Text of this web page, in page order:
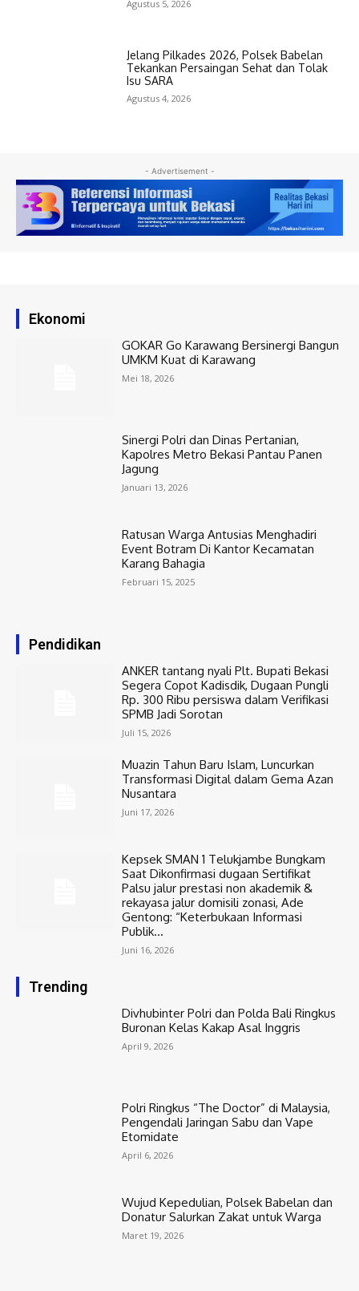
Agustus 5, 2026
Jelang Pilkades 2026, Polsek Babelan
Tekankan Persaingan Sehat dan Tolak
Isu SARA
Agustus 4, 2026
- Advertisement -
Ekonomi
GOKAR Go Karawang Bersinergi Bangun
UMKM Kuat di Karawang
Mei 18, 2026
Sinergi Polri dan Dinas Pertanian,
Kapolres Metro Bekasi Pantau Panen
Jagung
Januari 13, 2026
Ratusan Warga Antusias Menghadiri
Event Botram Di Kantor Kecamatan
Karang Bahagia
Februari 15, 2025
Pendidikan
ANKER tantang nyali Plt. Bupati Bekasi
Segera Copot Kadisdik, Dugaan Pungli
Rp. 300 Ribu persiswa dalam Verifikasi
SPMB Jadi Sorotan
Juli 15, 2026
Muazin Tahun Baru Islam, Luncurkan
Transformasi Digital dalam Gema Azan
Nusantara
Juni 17, 2026
Kepsek SMAN 1 Telukjambe Bungkam
Saat Dikonfirmasi dugaan Sertifikat
Palsu jalur prestasi non akademik &
rekayasa jalur domisili zonasi, Ade
Gentong: “Keterbukaan Informasi
Publik...
Juni 16, 2026
Trending
Divhubinter Polri dan Polda Bali Ringkus
Buronan Kelas Kakap Asal Inggris
April 9, 2026
Polri Ringkus “The Doctor” di Malaysia,
Pengendali Jaringan Sabu dan Vape
Etomidate
April 6, 2026
Wujud Kepedulian, Polsek Babelan dan
Donatur Salurkan Zakat untuk Warga
Maret 19, 2026